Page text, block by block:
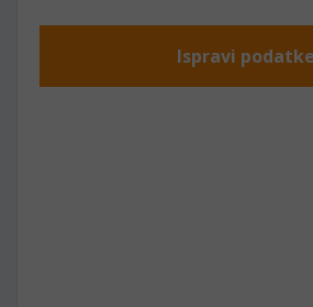
Ispravi podatke